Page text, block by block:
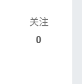
关注
0